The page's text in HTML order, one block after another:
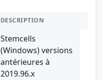
DESCRIPTION
Stemcells
(Windows) versions
antérieures à
2019.96.x